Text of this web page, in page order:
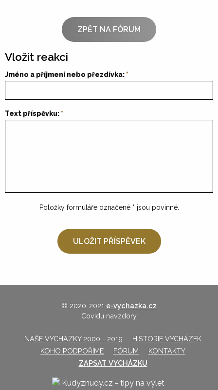
ZPĚT NA FÓRUM
Vložit reakci
Jméno a příjmení nebo přezdívka:
Text příspěvku:
Položky formuláře označené * jsou povinné.
© 2020-2021 e-vychazka.cz
Covidu navzdory
NAŠE VYCHÁZKY 2000 - 2019
HISTORIE VYCHÁZEK
KOHO PODPOŘÍME
FÓRUM
KONTAKTY
ZAPSAT VYCHÁZKU